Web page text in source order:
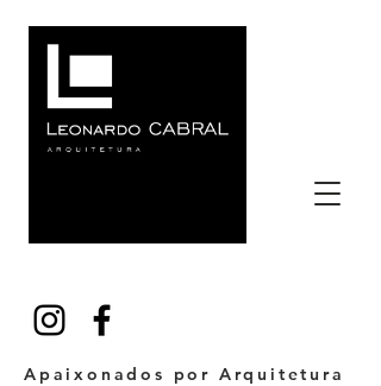
Apaixonados por Arquitetura